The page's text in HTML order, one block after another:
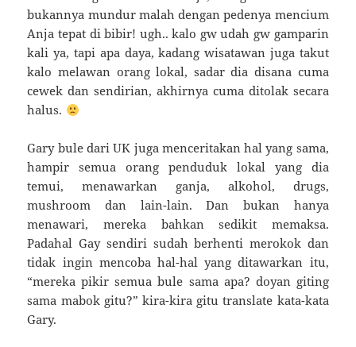
bukannya mundur malah dengan pedenya mencium
Anja tepat di bibir! ugh.. kalo gw udah gw gamparin
kali ya, tapi apa daya, kadang wisatawan juga takut
kalo melawan orang lokal, sadar dia disana cuma
cewek dan sendirian, akhirnya cuma ditolak secara
halus.
Gary bule dari UK juga menceritakan hal yang sama,
hampir semua orang penduduk lokal yang dia
temui, menawarkan ganja, alkohol, drugs,
mushroom dan lain-lain. Dan bukan hanya
menawari, mereka bahkan sedikit memaksa.
Padahal Gay sendiri sudah berhenti merokok dan
tidak ingin mencoba hal-hal yang ditawarkan itu,
“mereka pikir semua bule sama apa? doyan giting
sama mabok gitu?” kira-kira gitu translate kata-kata
Gary.